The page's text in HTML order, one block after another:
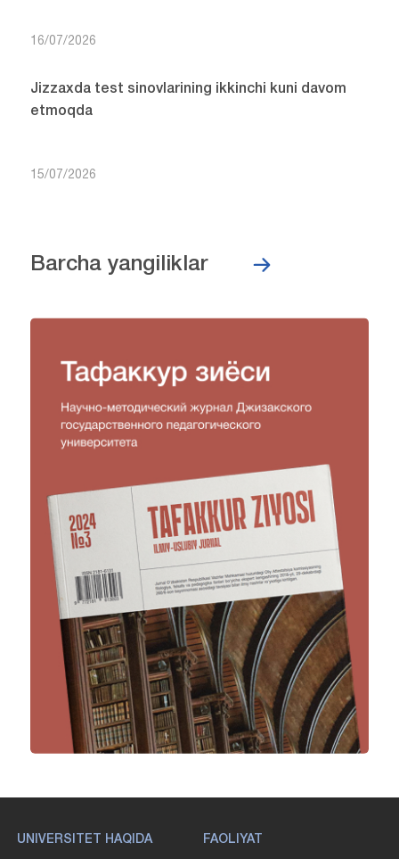
16/07/2026
Jizzaxda test sinovlarining ikkinchi kuni davom
etmoqda
15/07/2026
Barcha yangiliklar
UNIVERSITET HAQIDA FAOLIYAT